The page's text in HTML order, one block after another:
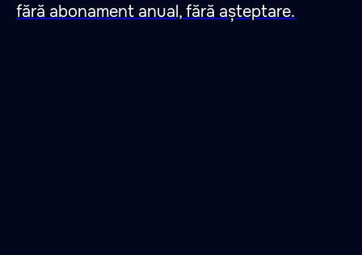
fără abonament anual, fără așteptare.